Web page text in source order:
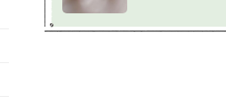
う！